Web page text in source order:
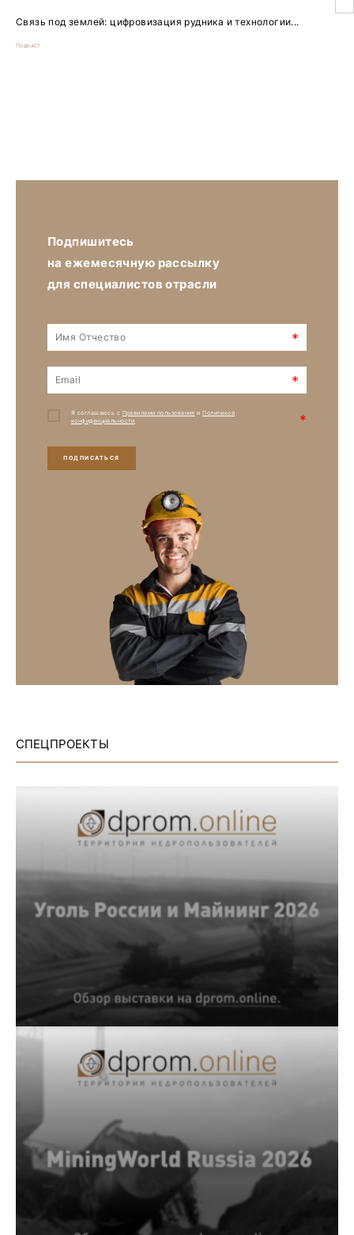
Связь под землей: цифровизация рудника и технологии...
Подкаст
Подпишитесь
на ежемесячную рассылку
для специалистов отрасли
*
*
Я соглашаюсь с Правилами пользования иПолитикой
конфиденциальности
*
ПОДПИСАТЬСЯ
СПЕЦПРОЕКТЫ